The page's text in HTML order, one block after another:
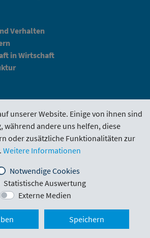
Verhalten
in Wirtschaft
· Funding Portal Evaluierungen
12
office@wwtf.at
unserer Website. Einige von ihnen sind
während andere uns helfen, diese
oder zusätzliche Funktionalitäten zur
Weitere Informationen
Notwendige Cookies
Statistische Auswertung
Externe Medien
Speichern